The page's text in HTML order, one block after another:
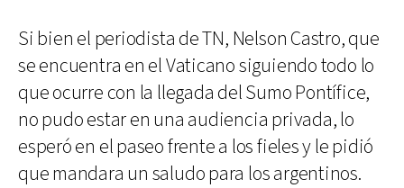
Si bien el periodista de TN, Nelson Castro, que
se encuentra en el Vaticano siguiendo todo lo
que ocurre con la llegada del Sumo Pontífice,
no pudo estar en una audiencia privada, lo
esperó en el paseo frente a los fieles y le pidió
que mandara un saludo para los argentinos.